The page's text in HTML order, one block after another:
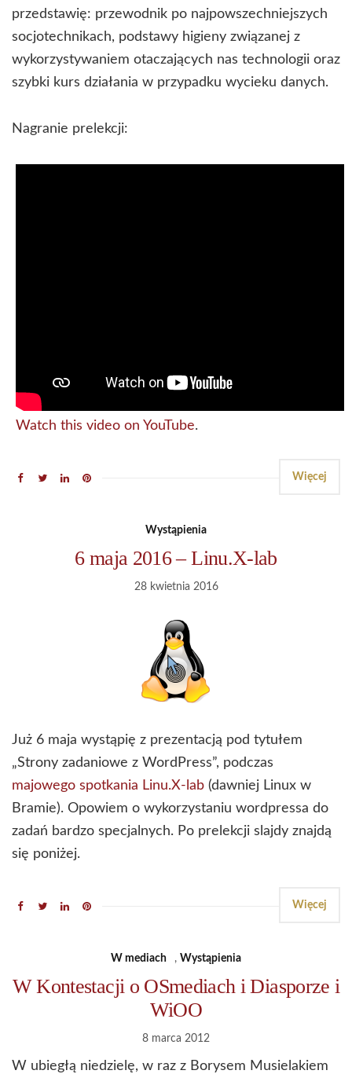
przedstawię: przewodnik po najpowszechniejszych
socjotechnikach, podstawy higieny związanej z
wykorzystywaniem otaczających nas technologii oraz
szybki kurs działania w przypadku wycieku danych.
Nagranie prelekcji:
Watch this video on YouTube.
Więcej
Wystąpienia
6 maja 2016 – Linu.X-lab
28 kwietnia 2016
Już 6 maja wystąpię z prezentacją pod tytułem
„Strony zadaniowe z WordPress”, podczas
majowego spotkania Linu.X-lab (dawniej Linux w
Bramie). Opowiem o wykorzystaniu wordpressa do
zadań bardzo specjalnych. Po prelekcji slajdy znajdą
się poniżej.
Więcej
W mediach , Wystąpienia
W Kontestacji o OSmediach i Diasporze i
WiOO
8 marca 2012
W ubiegłą niedzielę, w raz z Borysem Musielakiem